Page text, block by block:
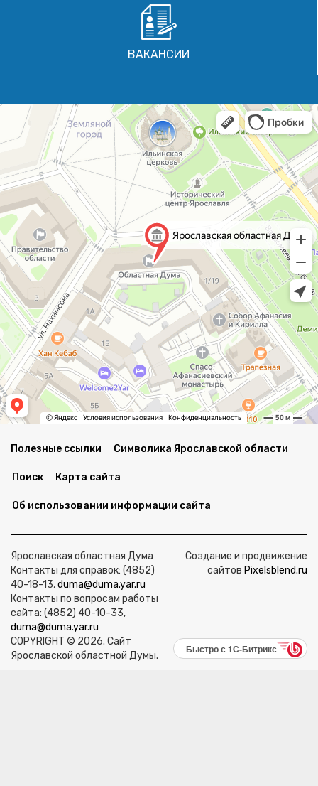
ВАКАНСИИ
Полезные ссылки Символика Ярославской области
Поиск Карта сайта
Об использовании информации сайта
Ярославская областная Дума
Контакты для справок: (4852)
40-18-13,duma@duma.yar.ru
Контакты по вопросам работы
сайта: (4852) 40-10-33,
duma@duma.yar.ru
COPYRIGHT © 2026. Сайт
Ярославской областной Думы.
Создание и продвижение
сайтов Pixelsblend.ru
Быстро с 1С-Битрикс